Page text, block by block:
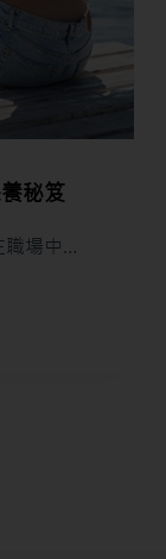
秘笈
職場中…